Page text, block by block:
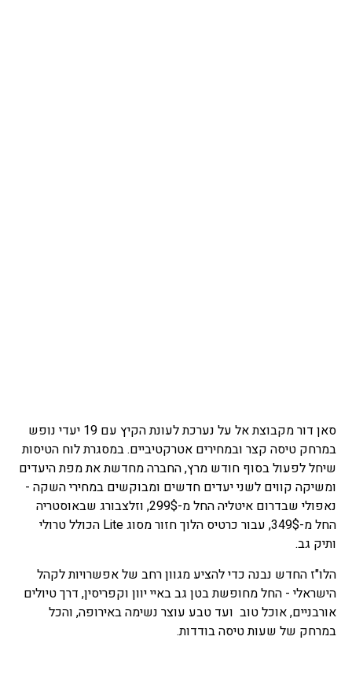
סאן דור מקבוצת אל על נערכת לעונת הקיץ עם 19 יעדי נופש
במרחק טיסה קצר ובמחירים אטרקטיביים. במסגרת לוח הטיסות
שיחל לפעול בסוף חודש מרץ, החברה מחדשת את מפת היעדים
ומשיקה קווים לשני יעדים חדשים ומבוקשים במחירי השקה -
נאפולי שבדרום איטליה החל מ-299$, וזלצבורג שבאוסטריה
החל מ-349$, עבור כרטיס הלוך חזור מסוג Lite הכולל טרולי
ותיק גב.
הלו"ז החדש נבנה כדי להציע מגוון רחב של אפשרויות לקהל
הישראלי - החל מחופשת בטן גב באיי יוון וקפריסין, דרך טיולים
אורבניים, אוכל טוב ועד טבע עוצר נשימה באירופה, והכל
במרחק של שעות טיסה בודדות.